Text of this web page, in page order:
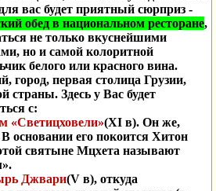
вас будет приятный сюрприз -
обед в национальном ресторане,
не только вкуснейшими
но и самой колоритной
белого или красного вина.
город, первая столица Грузии,
страны. Здесь у Вас будет
с:
«Светицховели»(XI в). Он же,
основании его покоится Хитон
святыне Мцхета называют
Джвари(V в), откуда